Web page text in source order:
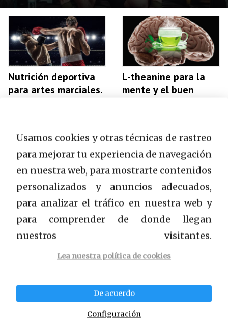
Nutrición deportiva
para artes marciales.
L-theanine para la
mente y el buen
L-carnitina-algunos
consejos para elegir.
Maneras fáciles de
mejorar el sueño.
¿Qué es L – Tirosina?
Ashwagandha – ¿Qué
Usamos cookies y otras técnicas de rastreo
para mejorar tu experiencia de navegación
en nuestra web, para mostrarte contenidos
personalizados y anuncios adecuados,
para analizar el tráfico en nuestra web y
para comprender de donde llegan
nuestros visitantes.
Lea nuestra política de cookies
De acuerdo
Configuración